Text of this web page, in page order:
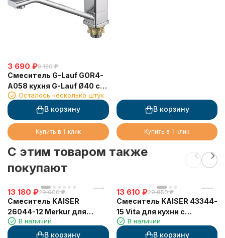
3 690 ₽8 120 ₽
Смеситель G-Lauf GOR4-
A058 кухня G-Lauf Ø40 с
гайкой
Осталось несколько штук
В корзину
Купить в 1 клик
В корзину
Купить в 1 клик
C этим товаром также
покупают
13 180 ₽29 000 ₽
Смеситель KAISER
26044-12 Merkur для
кухни, с краном для
питьевой воды, черный
В наличии
В корзину
13 610 ₽29 950 ₽
Смеситель KAISER 43344-
15 Vita для кухни с
подачей фильтрованной
воды
В наличии
В корзину